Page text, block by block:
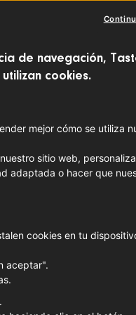
a los
de
en un
pero, ¿qué
felices
y
de navegación,
cookies.
mejor cómo se utiliza
sitio web,
adaptada o hacer que
cookies en tu
aceptar".